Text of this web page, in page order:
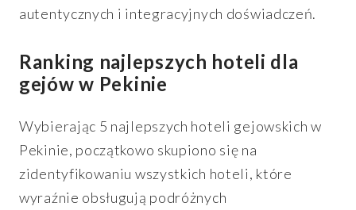
autentycznych i integracyjnych doświadczeń.
Ranking najlepszych hoteli dla
gejów w Pekinie
Wybierając 5 najlepszych hoteli gejowskich w
Pekinie, początkowo skupiono się na
zidentyfikowaniu wszystkich hoteli, które
wyraźnie obsługują podróżnych